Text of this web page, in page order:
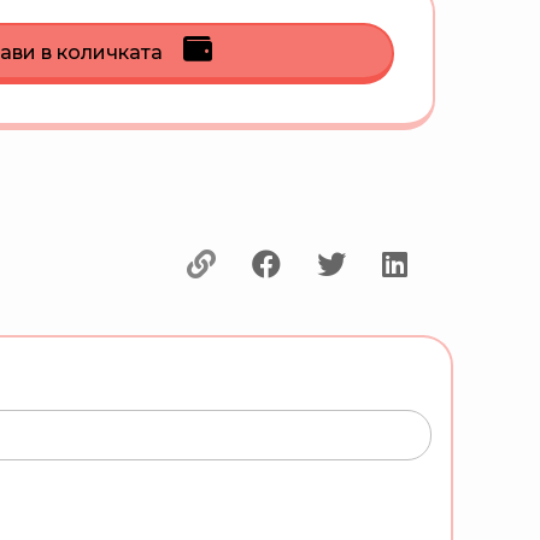
в количката